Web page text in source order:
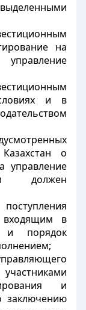
на
и в
о
управление
должен
входящим в
и порядок
и
заключению